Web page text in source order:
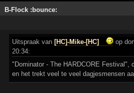
B-Flock :bounce:
Uitspraak van [HC]-Mike-[HC]
op
20:34:
"Dominator - The HARDCORE Festival",
en het trekt veel te veel dagjesmensen